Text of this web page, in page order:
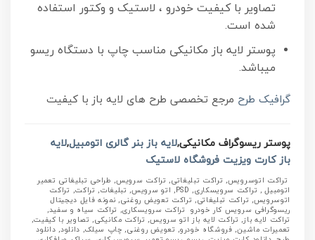
تصاویر با کیفیت خودرو ، لاستیک و وکتور استفاده
شده است.
پوستر لایه باز مکانیکی مناسب چاپ با دستگاه ریسو
میباشد.
گرافیک طرح مرجع تخصصی طرح های لایه باز با کیفیت
پوستر ریسوگراف مکانیکی,لایه باز بنر گالری اتومبیل,لایه
باز کارت ویزیت فروشگاه لاستیک
تراکت اتوسرویس, تراکت تبلیغاتی, تراکت سرویس, طراحی تبلیغاتی تعمیر
اتومبیل , تراکت سرویسکاری, PSD, اتو سرویس, تبلیغات, تراکت, تراکت
اتوسرویس, تراکت تبلیغاتی, تراکت تعویض روغنی, نمونه فایل دیجیتال
ریسوگرافی سرویس کار خودرو تراکت سرویسکاری, تراکت سیاه و سفید,
تراکت لایه باز, تراکت لایه باز اتو سرویس, تراکت مکانیکی, تصاویر با کیفیت,
تعمیرات ماشین, فروشگاه خودرو, تعویض روغنی, چاپ سیلک, دانلود, دانلود